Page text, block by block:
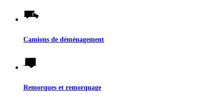
Camions de déménagement
Remorques et remorquage